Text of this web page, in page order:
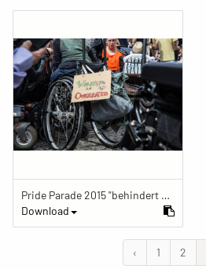
Pride Parade 2015 "behindert und verrückt feiern"
Download
‹ 1 2